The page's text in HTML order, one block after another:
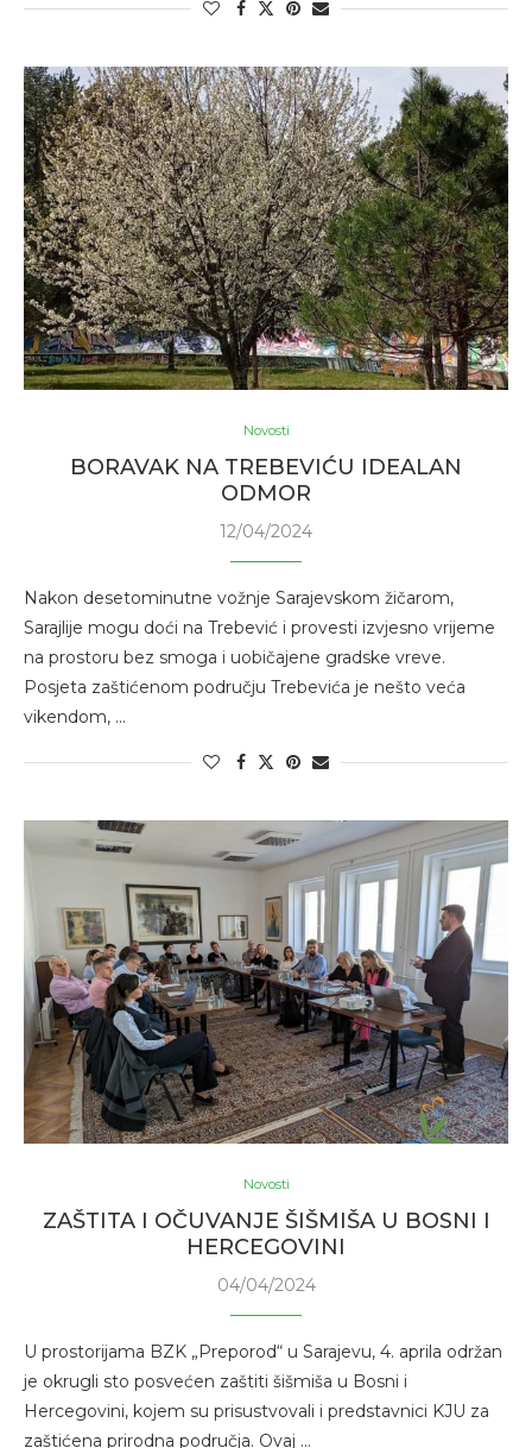
Novosti
BORAVAK NA TREBEVIĆU IDEALAN
ODMOR
12/04/2024
Nakon desetominutne vožnje Sarajevskom žičarom,
Sarajlije mogu doći na Trebević i provesti izvjesno vrijeme
na prostoru bez smoga i uobičajene gradske vreve.
Posjeta zaštićenom području Trebevića je nešto veća
vikendom, …
Novosti
ZAŠTITA I OČUVANJE ŠIŠMIŠA U BOSNI I
HERCEGOVINI
04/04/2024
U prostorijama BZK „Preporod“ u Sarajevu, 4. aprila održan
je okrugli sto posvećen zaštiti šišmiša u Bosni i
Hercegovini, kojem su prisustvovali i predstavnici KJU za
zaštićena prirodna područja. Ovaj …